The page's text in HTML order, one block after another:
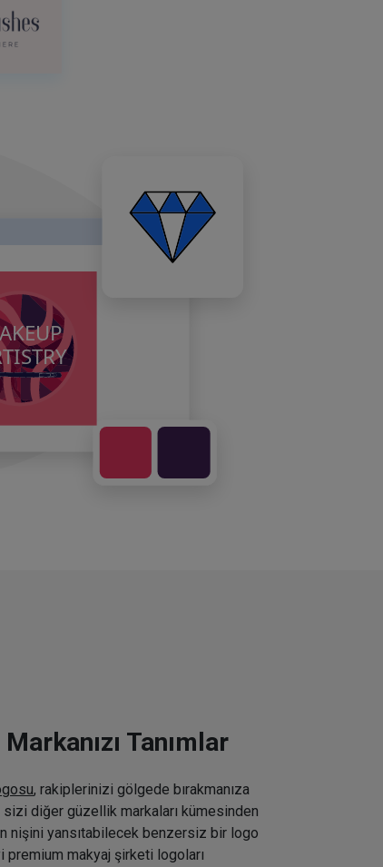
Tanımlar
, rakiplerinizi gölgede bırakmanıza
diğer güzellik markaları kümesinden
nişini yansıtabilecek benzersiz bir logo
premium makyaj şirketi logoları